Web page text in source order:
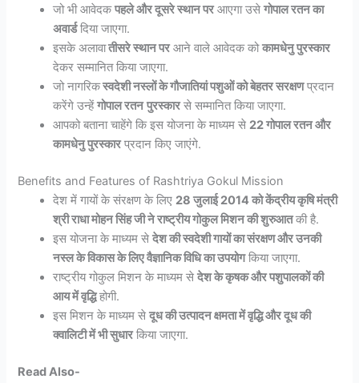
जो भी आवेदकपहले और दूसरे स्थान परआएगा उसेगोपाल रतन का
अवार्डदिया जाएगा.
इसके अलावातीसरे स्थान परआने वाले आवेदक कोकामधेनु पुरस्कार
देकर सम्मानित किया जाएगा.
जो नागरिकस्वदेशी नस्लों के गौजातियां पशुओं को बेहतर सरक्षणप्रदान
करेंगे उन्हेंगोपाल रतन पुरस्कारसे सम्मानित किया जाएगा.
आपको बताना चाहेंगे कि इस योजना के माध्यम से 22 गोपाल रतन और
कामधेनु पुरस्कारप्रदान किए जाएंगे.
Benefits and Features of Rashtriya Gokul Mission
देश में गायों के संरक्षण के लिए 28 जुलाई 2014 को केंद्रीय कृषि मंत्री
श्री राधा मोहन सिंह जी ने राष्ट्रीय गोकुल मिशन की शुरुआतकी है.
इस योजना के माध्यम सेदेश की स्वदेशी गायों का संरक्षण और उनकी
नस्ल के विकास के लिए वैज्ञानिक विधि का उपयोगकिया जाएगा.
राष्ट्रीय गोकुल मिशन के माध्यम सेदेश के कृषक और पशुपालकों की
आय में वृद्धिहोगी.
इस मिशन के माध्यम सेदूध की उत्पादन क्षमता में वृद्धि और दूध की
क्वालिटी में भी सुधारकिया जाएगा.
Read Also-